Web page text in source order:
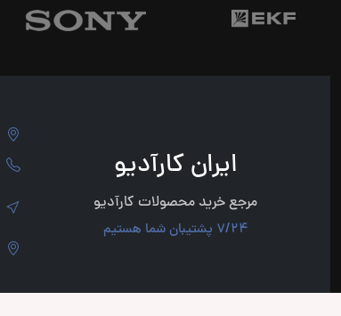
ایران کارآدیو
مرجع خرید محصولات کارآدیو
7/24 پشتیبان شما هستیم